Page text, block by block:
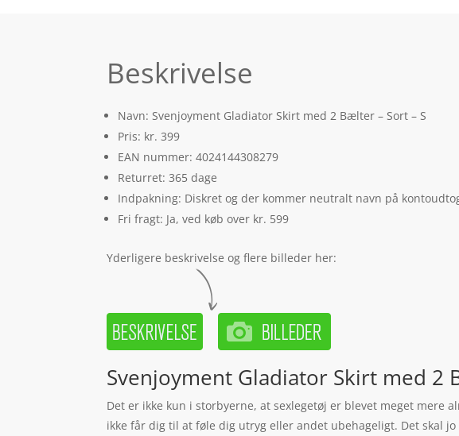
Beskrivelse
Navn: Svenjoyment Gladiator Skirt med 2 Bælter – Sort – S
Pris: kr. 399
EAN nummer: 4024144308279
Returret: 365 dage
Indpakning: Diskret og der kommer neutralt navn på
Fri fragt: Ja, ved køb over kr. 599
Yderligere beskrivelse og flere billeder her:
Svenjoyment Gladiator Skirt med 2
Det er ikke kun i storbyerne, at sexlegetøj er blevet meget
ikke får dig til at føle dig utryg eller andet ubehageligt. Det skal